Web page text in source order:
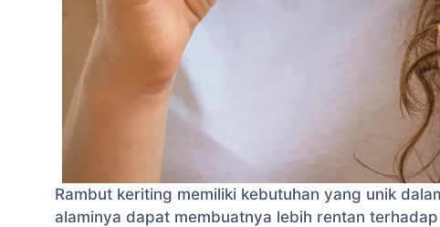
Rambut keriting memiliki kebutuhan yang unik
alaminya dapat membuatnya lebih rentan